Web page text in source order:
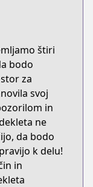
štiri
bodo
za
svoj
in
ne
da bodo
k delu!
in